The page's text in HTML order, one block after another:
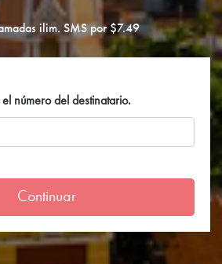
ilim. SMS por $7.49
el número del destinatario.
Continuar